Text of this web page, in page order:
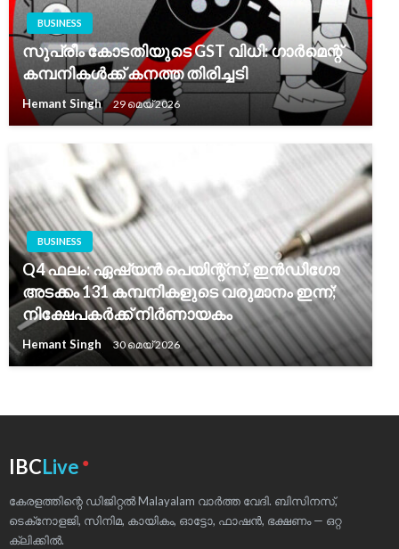
BUSINESS
സുപ്രീം കോടതിയുടെ GST വിധി: ഗാർമെന്റ്
കമ്പനികൾക്ക് കനത്ത തിരിച്ചടി
Hemant Singh 29 മെയ്‌ 2026
BUSINESS
Q4 ഫലം: ഏഷ്യൻ പെയിന്റ്‌സ്, ഇൻഡിഗോ
അടക്കം 131 കമ്പനികളുടെ വരുമാനം ഇന്ന്;
നിക്ഷേപകർക്ക് നിർണായകം
Hemant Singh 30 മെയ്‌ 2026
IBCLive ●
കേരളത്തിന്റെ ഡിജിറ്റൽ Malayalam വാർത്ത വേദി. ബിസിനസ്,
ടെക്‌നോളജി, സിനിമ, കായികം, ഓട്ടോ, ഫാഷൻ, ഭക്ഷണം — ഒറ്റ
ക്ലിക്കിൽ.